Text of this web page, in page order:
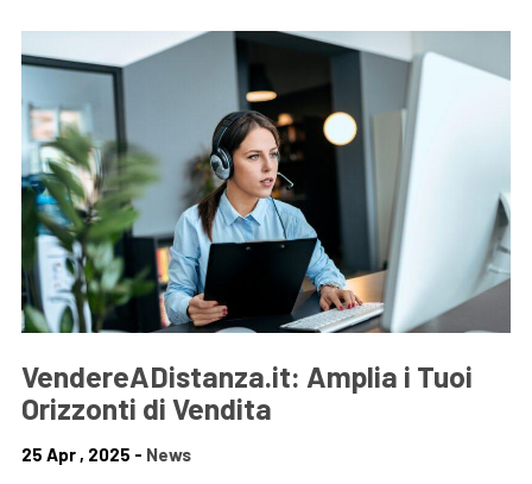
VendereADistanza.it: Amplia i Tuoi
Orizzonti di Vendita
25 Apr , 2025 - News